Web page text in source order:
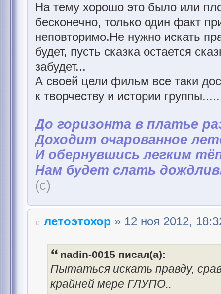
На тему хорошо это было или
бесконечно, только один факт
неповторимо.Не нужно искать
будет, пусть сказка остается
забудет...
А своей цели фильм все таки
к творчеству и истории
До горизонта в платье
Доходит очарованное
И обернувшись легким
Нам будет слать
(с)
летоэтохор » 12 ноя 2012,
nadin-0015 писал(а):
Пытаться искать правду,
крайней мере ГЛУПО..